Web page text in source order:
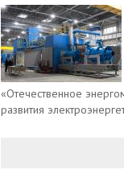
«Отечественное
развития